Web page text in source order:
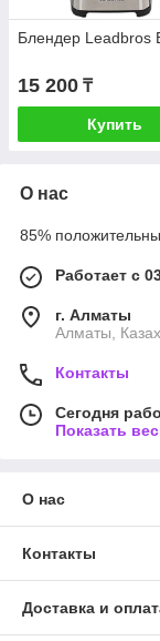
Блендер Leadbros
15 200 ₸
Купить
О нас
85%
Работает с
г. Алматы
Алматы,
Контакты
Сегодня
Показать
О нас
Контакты
Доставка и